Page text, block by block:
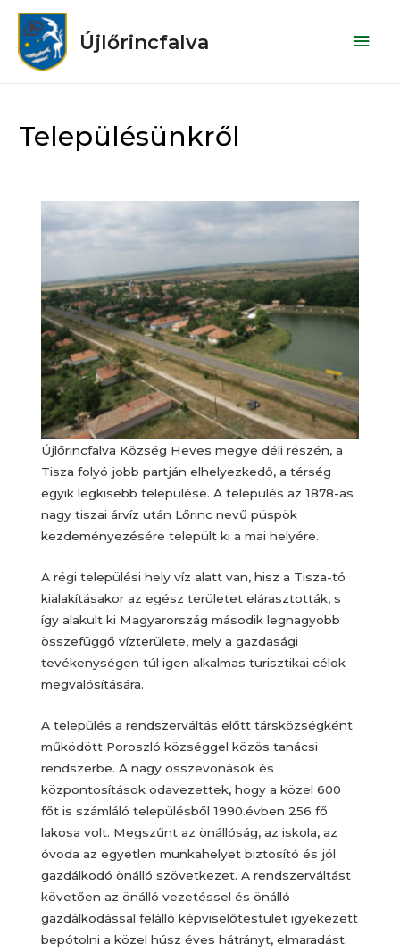
Újlőrincfalva
Településünkről
Újlőrincfalva Község Heves megye déli részén, a
Tisza folyó jobb partján elhelyezkedő, a térség
egyik legkisebb települése. A település az 1878-as
nagy tiszai árvíz után Lőrinc nevű püspök
kezdeményezésére települt ki a mai helyére.
A régi települési hely víz alatt van, hisz a Tisza-tó
kialakításakor az egész területet elárasztották, s
így alakult ki Magyarország második legnagyobb
összefüggő vízterülete, mely a gazdasági
tevékenységen túl igen alkalmas turisztikai célok
megvalósítására.
A település a rendszerváltás előtt társközségként
működött Poroszló községgel közös tanácsi
rendszerbe. A nagy összevonások és
központosítások odavezettek, hogy a közel 600
főt is számláló településből 1990.évben 256 fő
lakosa volt. Megszűnt az önállóság, az iskola, az
óvoda az egyetlen munkahelyet biztosító és jól
gazdálkodó önálló szövetkezet. A rendszerváltást
követően az önálló vezetéssel és önálló
gazdálkodással felálló képviselőtestület igyekezett
bepótolni a közel húsz éves hátrányt, elmaradást.